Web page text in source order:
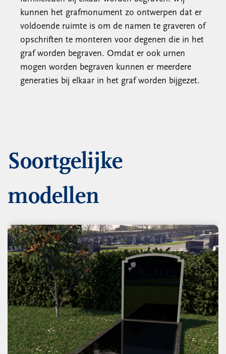
kunnen het grafmonument zo ontwerpen dat er
voldoende ruimte is om de namen te graveren of
opschriften te monteren voor degenen die in het
graf worden begraven. Omdat er ook urnen
mogen worden begraven kunnen er meerdere
generaties bij elkaar in het graf worden bijgezet.
Soortgelijke
modellen